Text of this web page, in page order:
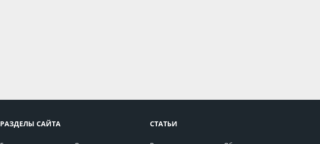
РАЗДЕЛЫ САЙТА СТАТЬИ